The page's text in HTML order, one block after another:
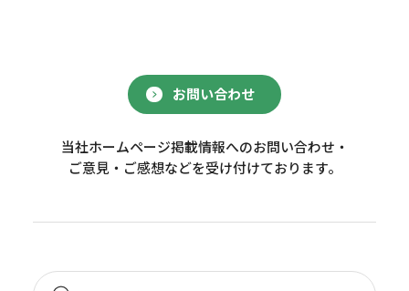
お問い合わせ
当社ホームページ掲載情報へのお問い合わせ・
ご意見・ご感想などを受け付けております。